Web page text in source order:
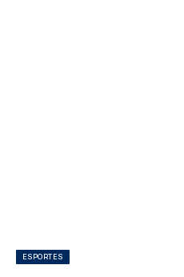
ESPORTES